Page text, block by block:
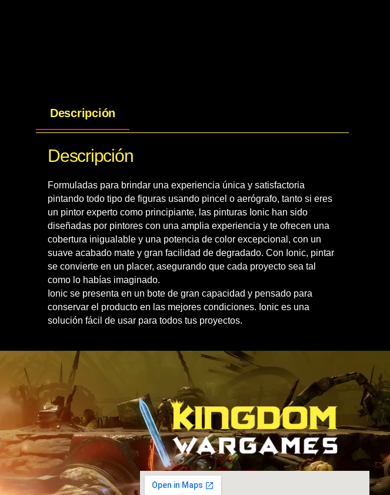
Descripción
Descripción
Formuladas para brindar una experiencia única y satisfactoria
pintando todo tipo de figuras usando pincel o aerógrafo, tanto si eres
un pintor experto como principiante, las pinturas Ionic han sido
diseñadas por pintores con una amplia experiencia y te ofrecen una
cobertura inigualable y una potencia de color excepcional, con un
suave acabado mate y gran facilidad de degradado. Con Ionic, pintar
se convierte en un placer, asegurando que cada proyecto sea tal
como lo habías imaginado.
Ionic se presenta en un bote de gran capacidad y pensado para
conservar el producto en las mejores condiciones. Ionic es una
solución fácil de usar para todos tus proyectos.